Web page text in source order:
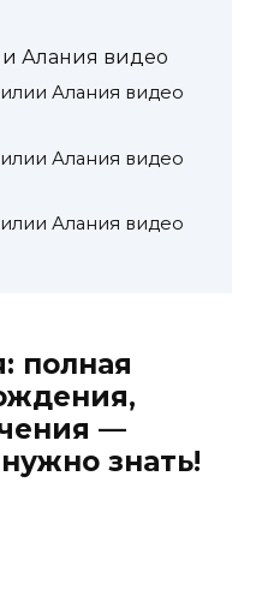
Алания видео
Алания видео
Алания видео
Алания видео
полная
—
знать!